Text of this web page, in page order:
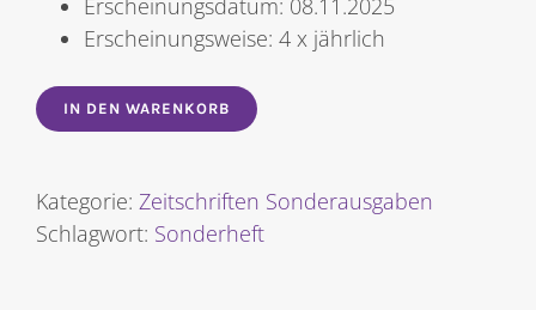
Erscheinungsweise: 4 x jährlich
IN DEN WARENKORB
Kategorie: Zeitschriften Sonderausgaben
Schlagwort: Sonderheft